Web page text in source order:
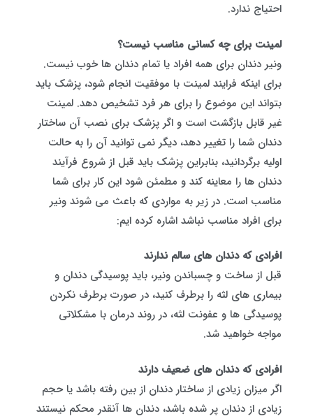
احتیاج ندارد.
لمینت برای چه کسانی مناسب نیست؟
ونیر دندان برای همه افراد یا تمام دندان ها خوب نیست.
برای اینکه فرایند لمینت با موفقیت انجام شود، پزشک باید
بتواند این موضوع را برای هر فرد تشخیص دهد. لمینت
غیر قابل‌ بازگشت است و اگر پزشک برای نصب آن ساختار
دندان شما را تغییر دهد، دیگر نمی توانید آن را به حالت
اولیه برگردانید، بنابراین پزشک باید قبل از شروع فرآیند
دندان ها را معاینه کند و مطمئن شود این کار برای شما
مناسب است. در زیر به مواردی که باعث می شوند ونیر
برای افراد مناسب نباشد اشاره کرده‌ ایم:
افرادی که دندان های سالم ندارند
قبل از ساخت و چسباندن ونیر، باید پوسیدگی دندان و
بیماری های لثه را برطرف کنید، در صورت برطرف نکردن
پوسیدگی ها و عفونت لثه، در روند درمان با مشکلاتی
مواجه خواهید شد.
افرادی که دندان های ضعیف دارند
اگر میزان زیادی از ساختار دندان از بین رفته باشد یا حجم
زیادی از دندان پر شده باشد، دندان ها آنقدر محکم نیستند